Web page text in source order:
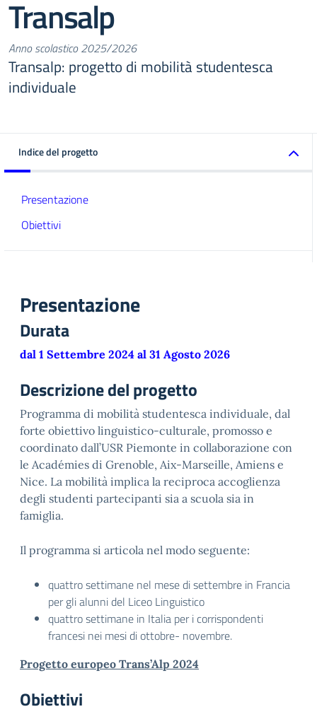
Transalp
Anno scolastico 2025/2026
Transalp: progetto di mobilità studentesca
individuale
Indice del progetto
Presentazione
Obiettivi
Presentazione
Durata
dal 1 Settembre 2024 al 31 Agosto 2026
Descrizione del progetto
Programma di mobilità studentesca individuale, dal
forte obiettivo linguistico-culturale, promosso e
coordinato dall’USR Piemonte in collaborazione con
le Académies di Grenoble, Aix-Marseille, Amiens e
Nice. La mobilità implica la reciproca accoglienza
degli studenti partecipanti sia a scuola sia in
famiglia.
Il programma si articola nel modo seguente:
quattro settimane nel mese di settembre in Francia
per gli alunni del Liceo Linguistico
quattro settimane in Italia per i corrispondenti
francesi nei mesi di ottobre- novembre.
Progetto europeo Trans’Alp 2024
Obiettivi